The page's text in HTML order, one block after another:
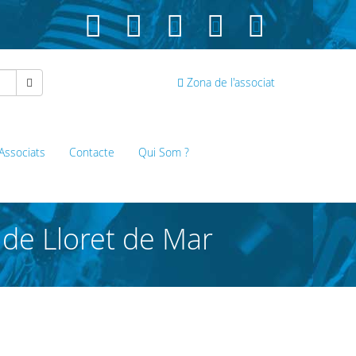
Zona de l'associat
Contacte Qui Som ?
Lloret de Mar